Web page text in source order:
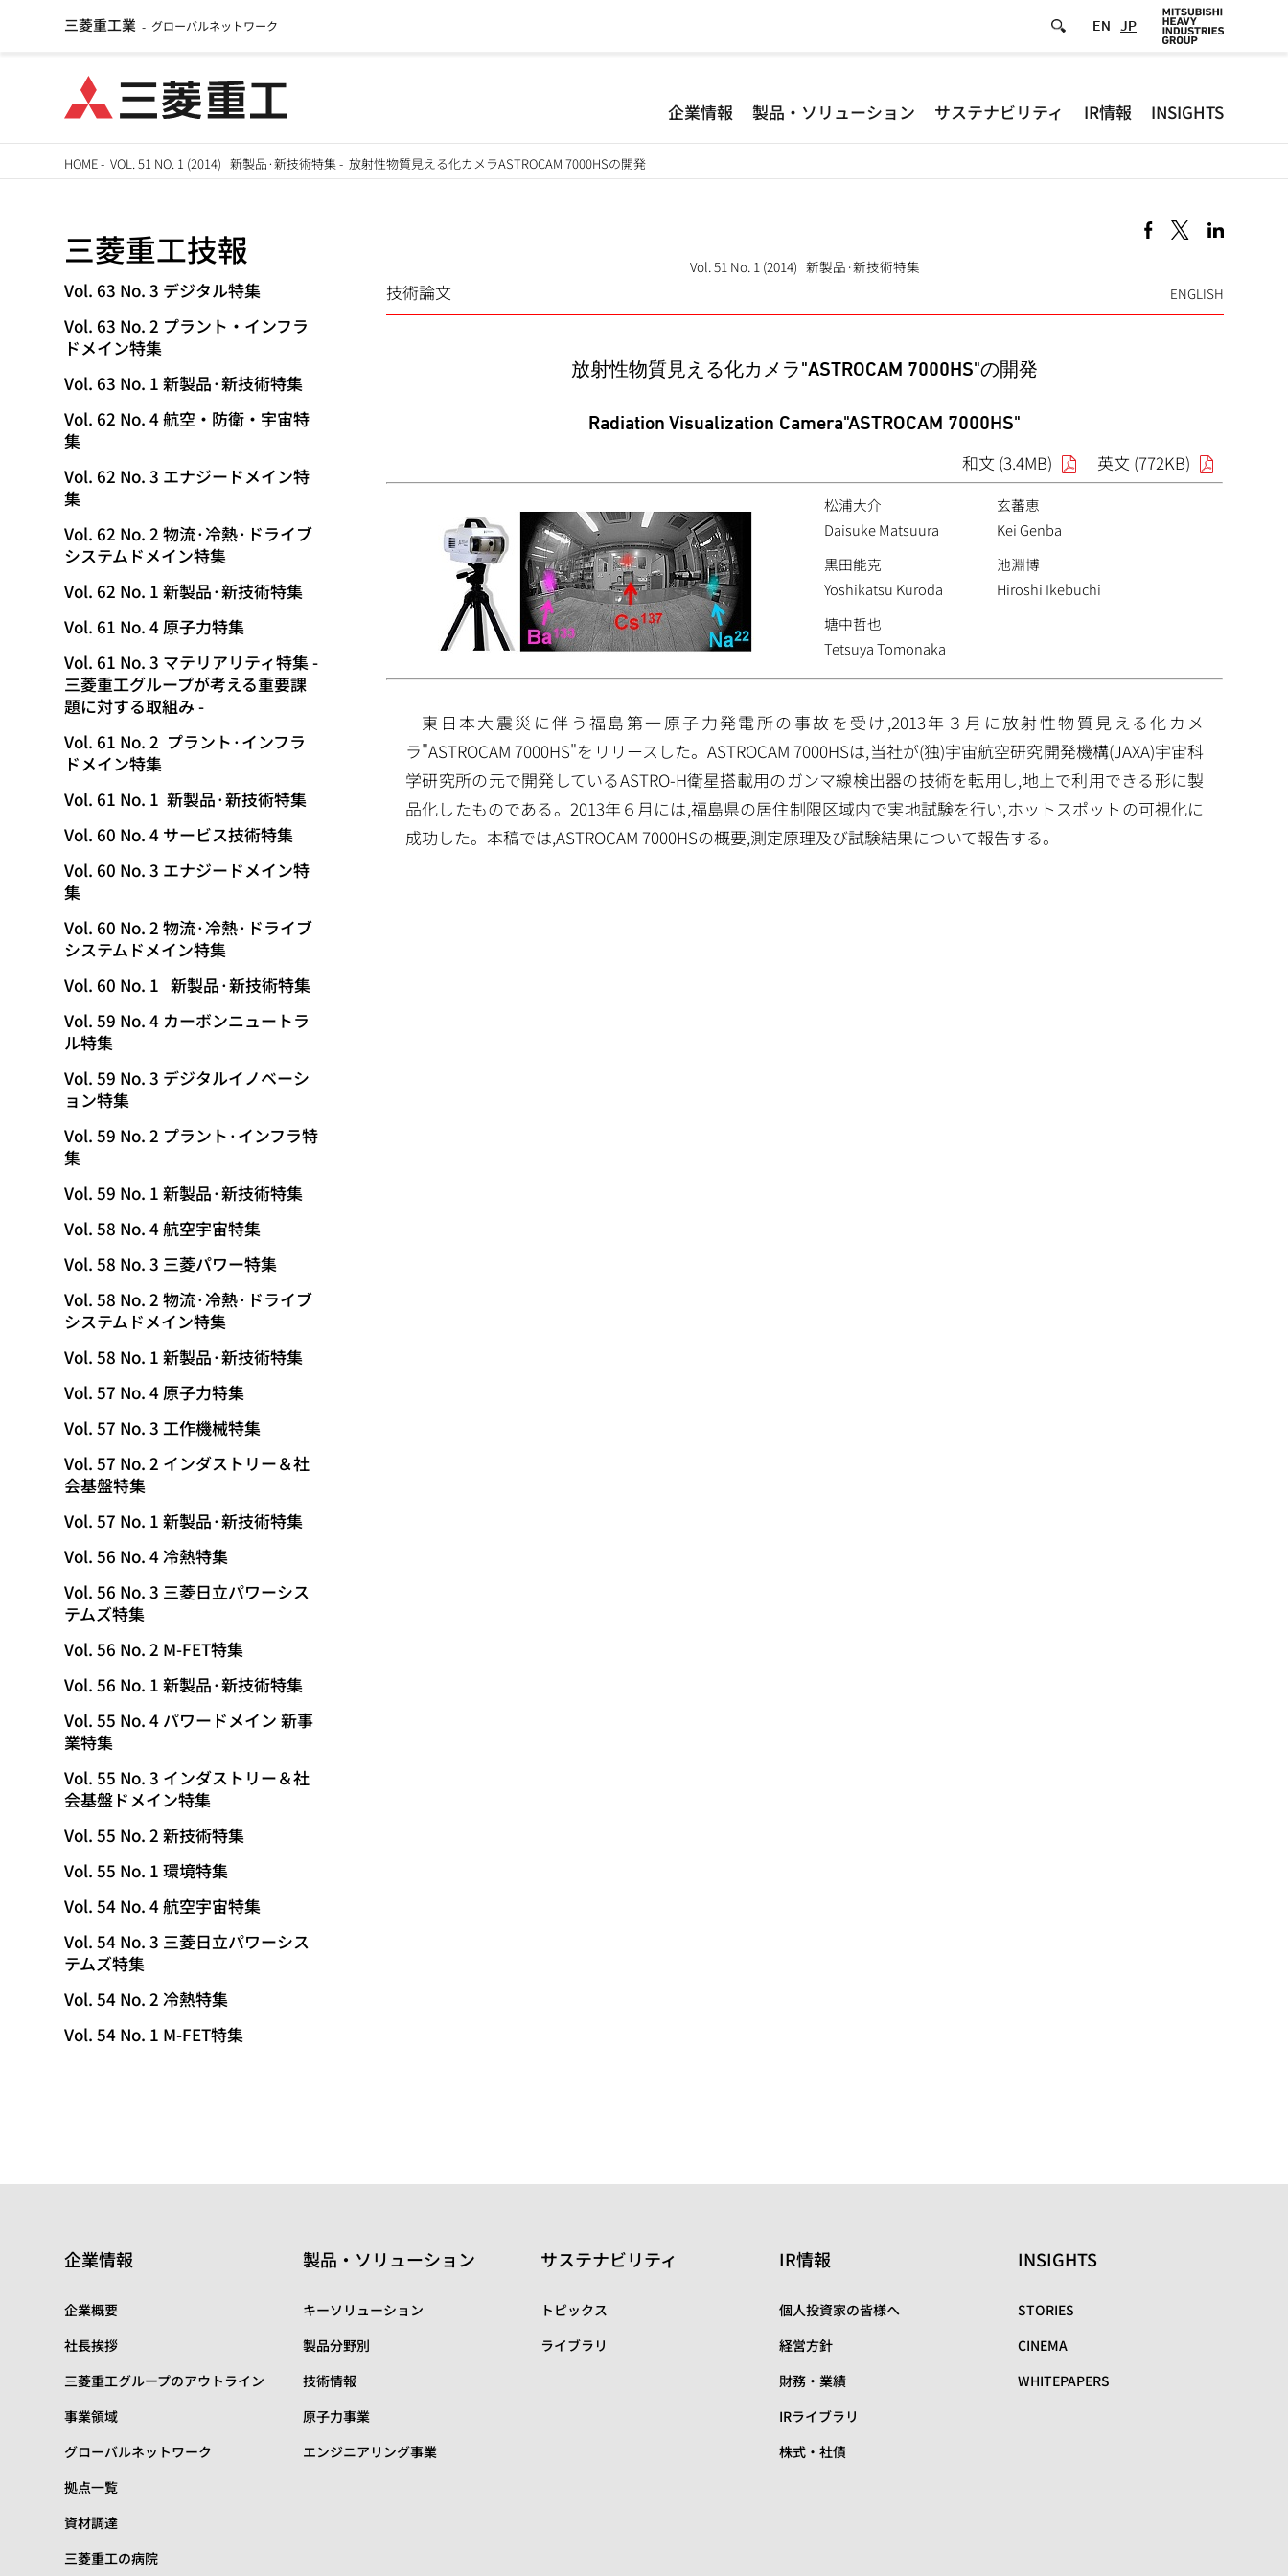
イ
三菱重工業 - グローバルネットワーク EN JP
-
企業情報 製品・ソリューション サステナビリティ IR情報 INSIGHTS
HOME-VOL. 51 NO. 1 (2014) 新製品·新技術特集-放射性物質見える化カメラASTROCAM 7000HSの開発
Vol. 51 No. 1 (2014) 新製品·新技術特集
技術論文 ENGLISH
放射性物質見える化カメラ"ASTROCAM 7000HS"の開発
Radiation Visualization Camera"ASTROCAM 7000HS"
和文 (3.4MB) 英文 (772KB)
松浦大介
Daisuke Matsuura
玄蕃恵
Kei Genba
黒田能克
Yoshikatsu Kuroda
池淵博
Hiroshi Ikebuchi
塘中哲也
Tetsuya Tomonaka
東日本大震災に伴う福島第一原子力発電所の事故を受け,2013年３月に放射性物質見える化カメ
ラ"ASTROCAM 7000HS"をリリースした。ASTROCAM 7000HSは,当社が(独)宇宙航空研究開発機構(JAXA)宇宙科
学研究所の元で開発しているASTRO-H衛星搭載用のガンマ線検出器の技術を転用し,地上で利用できる形に製
品化したものである。2013年６月には,福島県の居住制限区域内で実地試験を行い,ホットスポットの可視化に
成功した。本稿では,ASTROCAM 7000HSの概要,測定原理及び試験結果について報告する。
三菱重工技報
TECHNICAL
REVIEW
Vol. 63 No. 3 デジタル特集
Vol. 63 No. 2 プラント・インフラ
ドメイン特集
Vol. 63 No. 1 新製品·新技術特集
Vol. 62 No. 4 航空・防衛・宇宙特
集
Vol. 62 No. 3 エナジードメイン特
集
Vol. 62 No. 2 物流·冷熱·ドライブ
システムドメイン特集
Vol. 62 No. 1 新製品·新技術特集
Vol. 61 No. 4 原子力特集
Vol. 61 No. 3 マテリアリティ特集 -
三菱重工グループが考える重要課
題に対する取組み -
Vol. 61 No. 2 プラント·インフラ
ドメイン特集
Vol. 61 No. 1 新製品·新技術特集
Vol. 60 No. 4 サービス技術特集
Vol. 60 No. 3 エナジードメイン特
集
Vol. 60 No. 2 物流·冷熱·ドライブ
システムドメイン特集
Vol. 60 No. 1 新製品·新技術特集
Vol. 59 No. 4 カーボンニュートラ
ル特集
Vol. 59 No. 3 デジタルイノベーシ
ョン特集
Vol. 59 No. 2 プラント·インフラ特
集
Vol. 59 No. 1 新製品·新技術特集
Vol. 58 No. 4 航空宇宙特集
Vol. 58 No. 3 三菱パワー特集
Vol. 58 No. 2 物流·冷熱·ドライブ
システムドメイン特集
Vol. 58 No. 1 新製品·新技術特集
Vol. 57 No. 4 原子力特集
Vol. 57 No. 3 工作機械特集
Vol. 57 No. 2 インダストリー＆社
会基盤特集
Vol. 57 No. 1 新製品·新技術特集
Vol. 56 No. 4 冷熱特集
Vol. 56 No. 3 三菱日立パワーシス
テムズ特集
Vol. 56 No. 2 M-FET特集
Vol. 56 No. 1 新製品·新技術特集
Vol. 55 No. 4 パワードメイン 新事
業特集
Vol. 55 No. 3 インダストリー＆社
会基盤ドメイン特集
Vol. 55 No. 2 新技術特集
Vol. 55 No. 1 環境特集
Vol. 54 No. 4 航空宇宙特集
Vol. 54 No. 3 三菱日立パワーシス
テムズ特集
Vol. 54 No. 2 冷熱特集
Vol. 54 No. 1 M-FET特集
企業情報
企業概要
社長挨拶
三菱重工グループのアウトライン
事業領域
グローバルネットワーク
拠点一覧
資材調達
三菱重工の病院
製品・ソリューション
キーソリューション
製品分野別
技術情報
原子力事業
エンジニアリング事業
サステナビリティ
トピックス
ライブラリ
IR情報
個人投資家の皆様へ
経営方針
財務・業績
IRライブラリ
株式・社債
INSIGHTS
STORIES
CINEMA
WHITEPAPERS